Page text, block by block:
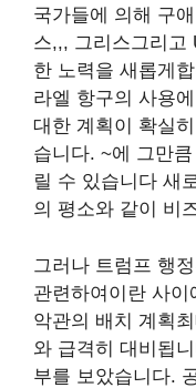
국가들에 의해 구
스,,, 그리스그리고
한 노력을 새롭게
라엘 항구의 사용
대한 계획이 확실
습니다. ~에 그만큼
릴 수 있습니다 새
의 평소와 같이 비
그러나 트럼프 행
관련하여이란 사
악관의 배치 계획
와 급격히 대비됩
부를 보았습니다.